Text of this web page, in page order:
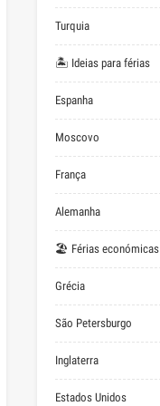
Turquia
🏝 Ideias para férias
Espanha
Moscovo
França
Alemanha
🏖 Férias económicas
Grécia
São Petersburgo
Inglaterra
Estados Unidos